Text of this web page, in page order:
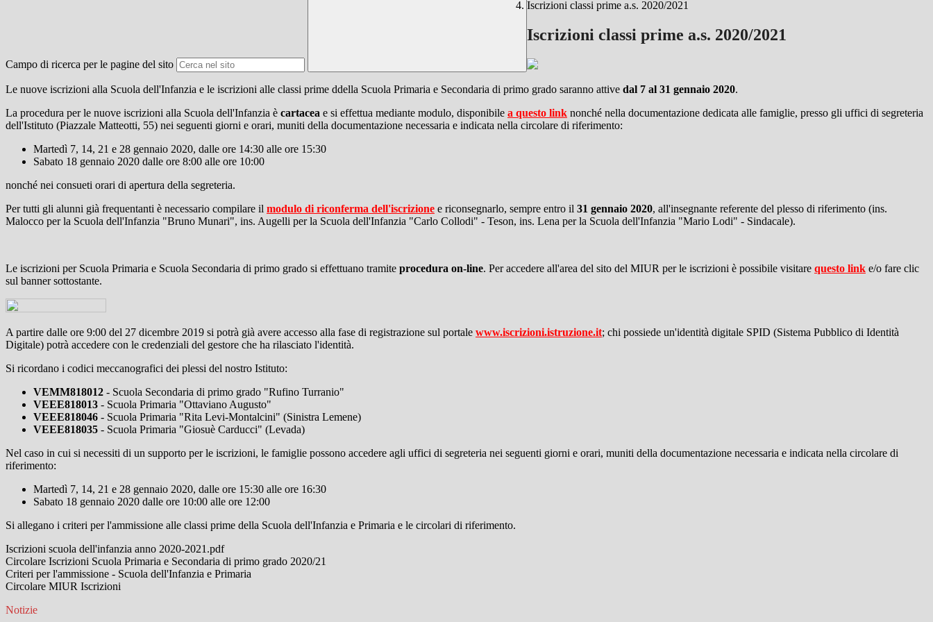
Campo di ricerca per le pagine del sito
Iscrizioni classi prime a.s. 2020/2021
Iscrizioni classi prime a.s. 2020/2021
Le nuove iscrizioni alla Scuola dell'Infanzia e le iscrizioni alle classi prime ddella Scuola Primaria e Secondaria di primo grado saranno attive dal 7 al 31 gennaio 2020.
La procedura per le nuove iscrizioni alla Scuola dell'Infanzia è cartacea e si effettua mediante modulo, disponibile a questo link nonché nella documentazione dedicata alle famiglie, presso gli uffici di segreteria
dell'Istituto (Piazzale Matteotti, 55) nei seguenti giorni e orari, muniti della documentazione necessaria e indicata nella circolare di riferimento:
Martedì 7, 14, 21 e 28 gennaio 2020, dalle ore 14:30 alle ore 15:30
Sabato 18 gennaio 2020 dalle ore 8:00 alle ore 10:00
nonché nei consueti orari di apertura della segreteria.
Per tutti gli alunni già frequentanti è necessario compilare il modulo di riconferma dell'iscrizione e riconsegnarlo, sempre entro il 31 gennaio 2020, all'insegnante referente del plesso di riferimento (ins.
Malocco per la Scuola dell'Infanzia "Bruno Munari", ins. Augelli per la Scuola dell'Infanzia "Carlo Collodi" - Teson, ins. Lena per la Scuola dell'Infanzia "Mario Lodi" - Sindacale).
Le iscrizioni per Scuola Primaria e Scuola Secondaria di primo grado si effettuano tramite procedura on-line. Per accedere all'area del sito del MIUR per le iscrizioni è possibile visitare questo link e/o fare clic
sul banner sottostante.
A partire dalle ore 9:00 del 27 dicembre 2019 si potrà già avere accesso alla fase di registrazione sul portale www.iscrizioni.istruzione.it; chi possiede un'identità digitale SPID (Sistema Pubblico di Identità
Digitale) potrà accedere con le credenziali del gestore che ha rilasciato l'identità.
Si ricordano i codici meccanografici dei plessi del nostro Istituto:
VEMM818012 - Scuola Secondaria di primo grado "Rufino Turranio"
VEEE818013 - Scuola Primaria "Ottaviano Augusto"
VEEE818046 - Scuola Primaria "Rita Levi-Montalcini" (Sinistra Lemene)
VEEE818035 - Scuola Primaria "Giosuè Carducci" (Levada)
Nel caso in cui si necessiti di un supporto per le iscrizioni, le famiglie possono accedere agli uffici di segreteria nei seguenti giorni e orari, muniti della documentazione necessaria e indicata nella circolare di
riferimento:
Martedì 7, 14, 21 e 28 gennaio 2020, dalle ore 15:30 alle ore 16:30
Sabato 18 gennaio 2020 dalle ore 10:00 alle ore 12:00
Si allegano i criteri per l'ammissione alle classi prime della Scuola dell'Infanzia e Primaria e le circolari di riferimento.
Iscrizioni scuola dell'infanzia anno 2020-2021.pdf
Circolare Iscrizioni Scuola Primaria e Secondaria di primo grado 2020/21
Criteri per l'ammissione - Scuola dell'Infanzia e Primaria
Circolare MIUR Iscrizioni
Notizie